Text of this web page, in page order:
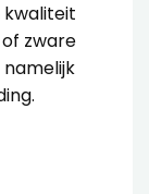
kwaliteit
zware